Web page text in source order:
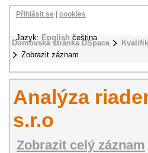
Domovská stránka DSpace
Zobrazit záznam
Přihlásit se cookies
Jazyk: English čeština
Analýza
s.r.o
Zobrazit celý záznam